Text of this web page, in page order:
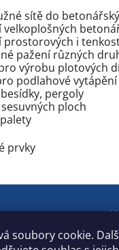
soubory cookie.
5
hvězdiček.
sítě do
velkoplošných
prostorových i
pažení různých
výrobu plotových
podlahové vytápění
pergoly
ploch
prvky
×
sítí.